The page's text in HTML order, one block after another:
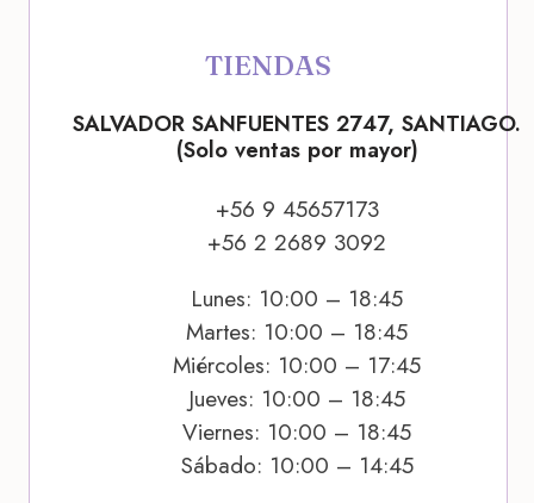
TIENDAS
SALVADOR SANFUENTES 2747, SANTIAGO.
(Solo ventas por mayor)
+56 9 45657173
+56 2 2689 3092
Lunes: 10:00 – 18:45
Martes: 10:00 – 18:45
Miércoles: 10:00 – 17:45
Jueves: 10:00 – 18:45
Viernes: 10:00 – 18:45
Sábado: 10:00 – 14:45